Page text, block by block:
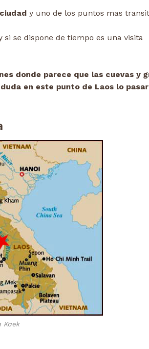
y uno de los puntos mas
si se dispone de tiempo es una visita
donde parece que las cuevas y
en este punto de Laos lo
Kaek